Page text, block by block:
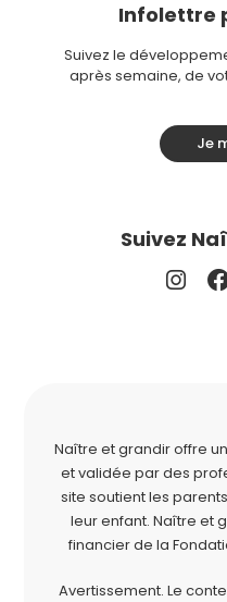
Infolettre
Suivez le
après semaine, de
Je
Suivez
Naître et grandir offre
et validée par des
site soutient les
leur enfant. Naître et
financier de la
Avertissement. Le